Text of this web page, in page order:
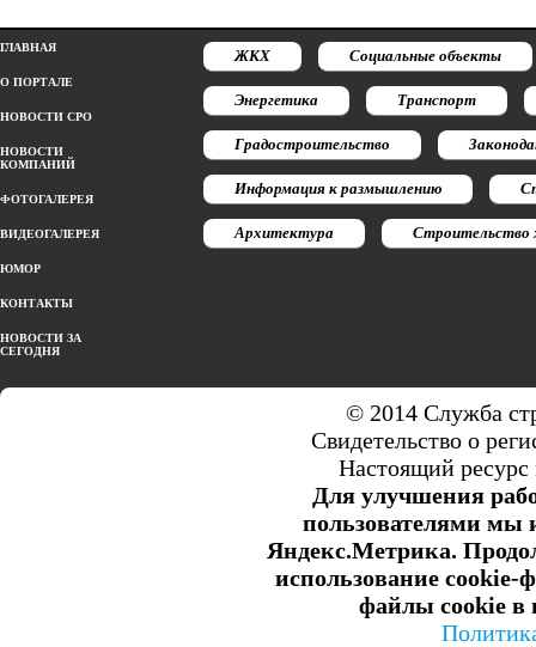
ГЛАВНАЯ
О ПОРТАЛЕ
НОВОСТИ СРО
НОВОСТИ
КОМПАНИЙ
ФОТОГАЛЕРЕЯ
ВИДЕОГАЛЕРЕЯ
ЮМОР
КОНТАКТЫ
НОВОСТИ ЗА
СЕГОДНЯ
ЖКХ Социальные объекты
Энергетика Транспорт
Градостроительство
Информация к размышлению
Архитектура Строительство
© 2014 Служба
Свидетельство о
Настоящий
Для улучшения
пользователями мы
Яндекс.Метрика.
использование cookie-
файлы cookie в